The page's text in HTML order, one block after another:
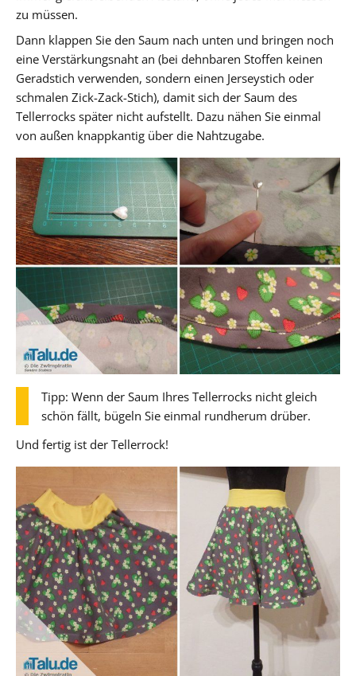
zu müssen.
Dann klappen Sie den Saum nach unten und bringen noch
eine Verstärkungsnaht an (bei dehnbaren Stoffen keinen
Geradstich verwenden, sondern einen Jerseystich oder
schmalen Zick-Zack-Stich), damit sich der Saum des
Tellerrocks später nicht aufstellt. Dazu nähen Sie einmal
von außen knappkantig über die Nahtzugabe.
Tipp: Wenn der Saum Ihres Tellerrocks nicht gleich
schön fällt, bügeln Sie einmal rundherum drüber.
Und fertig ist der Tellerrock!